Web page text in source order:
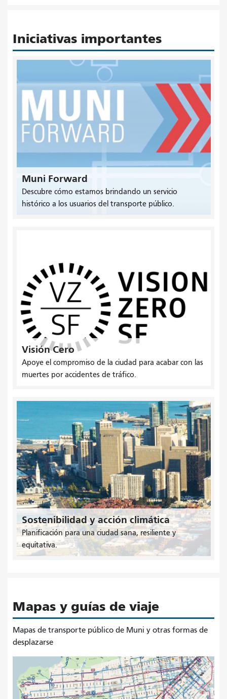
Iniciativas importantes
Muni Forward
Descubre cómo estamos brindando un servicio
histórico a los usuarios del transporte público.
Visión Cero
Apoye el compromiso de la ciudad para acabar con las
muertes por accidentes de tráfico.
Sostenibilidad y acción climática
Planificación para una ciudad sana, resiliente y
equitativa.
Mapas y guías de viaje
Mapas de transporte público de Muni y otras formas de
desplazarse